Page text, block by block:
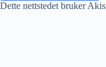
Dette nettstedet bruker